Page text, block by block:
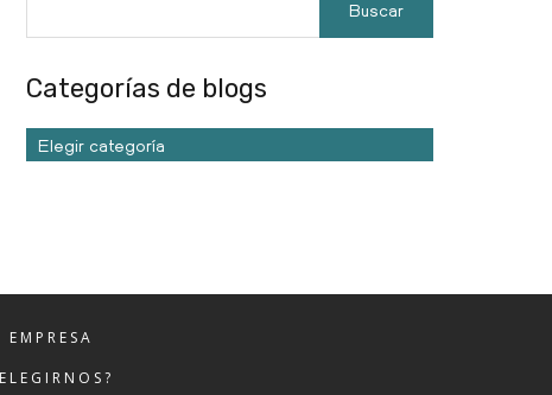
Categorías de blogs
Elegir categoría
EMPRESA